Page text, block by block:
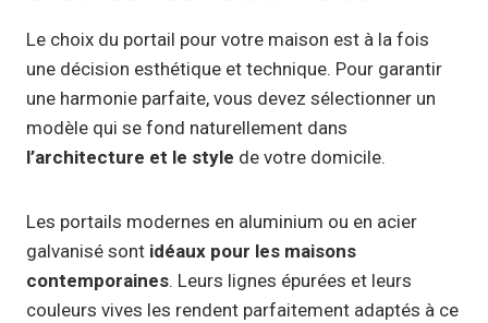
Le choix du portail pour votre maison est à la fois
une décision esthétique et technique. Pour garantir
une harmonie parfaite, vous devez sélectionner un
modèle qui se fond naturellement dans
l’architecture et le style de votre domicile.
Les portails modernes en aluminium ou en acier
galvanisé sont idéaux pour les maisons
contemporaines. Leurs lignes épurées et leurs
couleurs vives les rendent parfaitement adaptés à ce